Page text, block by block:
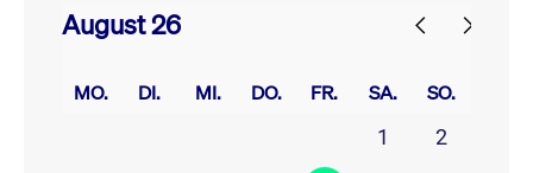
August 26
MO. DI. MI. DO. FR. SA. SO.
1
2